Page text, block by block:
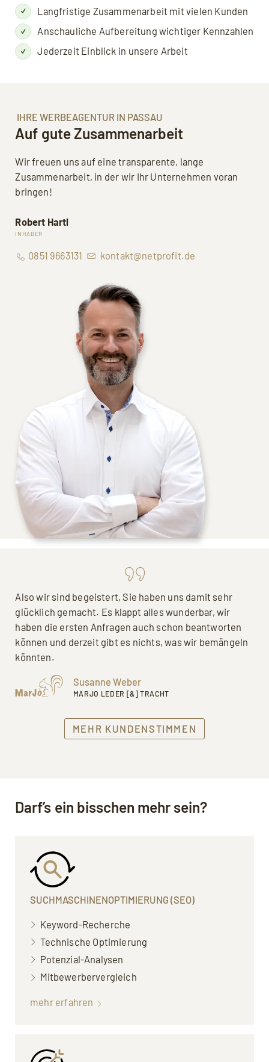
Langfristige Zusammenarbeit mit vielen Kunden
Anschauliche Aufbereitung wichtiger Kennzahlen
Jederzeit Einblick in unsere Arbeit
IHRE WERBEAGENTUR IN PASSAU
Auf gute Zusammenarbeit
Wir freuen uns auf eine transparente, lange
Zusammenarbeit, in der wir Ihr Unternehmen voran
bringen!
Robert Hartl
INHABER
0851 9663131 kontakt@netprofit.de
Also wir sind begeistert, Sie haben uns damit sehr
glücklich gemacht. Es klappt alles wunderbar, wir
haben die ersten Anfragen auch schon beantworten
können und derzeit gibt es nichts, was wir bemängeln
könnten.
Susanne Weber
MARJO LEDER [&] TRACHT
MEHR KUNDENSTIMMEN
Darf’s ein bisschen mehr sein?
SUCHMASCHINEN­OPTIMIERUNG (SEO)
Keyword-Recherche
Technische Optimierung
Potenzial-Analysen
Mitbewerbervergleich
mehr erfahren